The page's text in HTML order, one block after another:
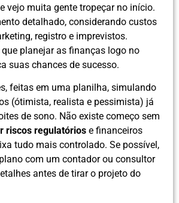
vejo muita gente tropeçar no início.
detalhado, considerando custos
registro e imprevistos.
planejar as finanças logo no
suas chances de sucesso.
feitas em uma planilha, simulando
(ótimista, realista e pessimista) já
de sono. Não existe começo sem
riscos regulatórios e financeiros
tudo mais controlado. Se possível,
com um contador ou consultor
antes de tirar o projeto do